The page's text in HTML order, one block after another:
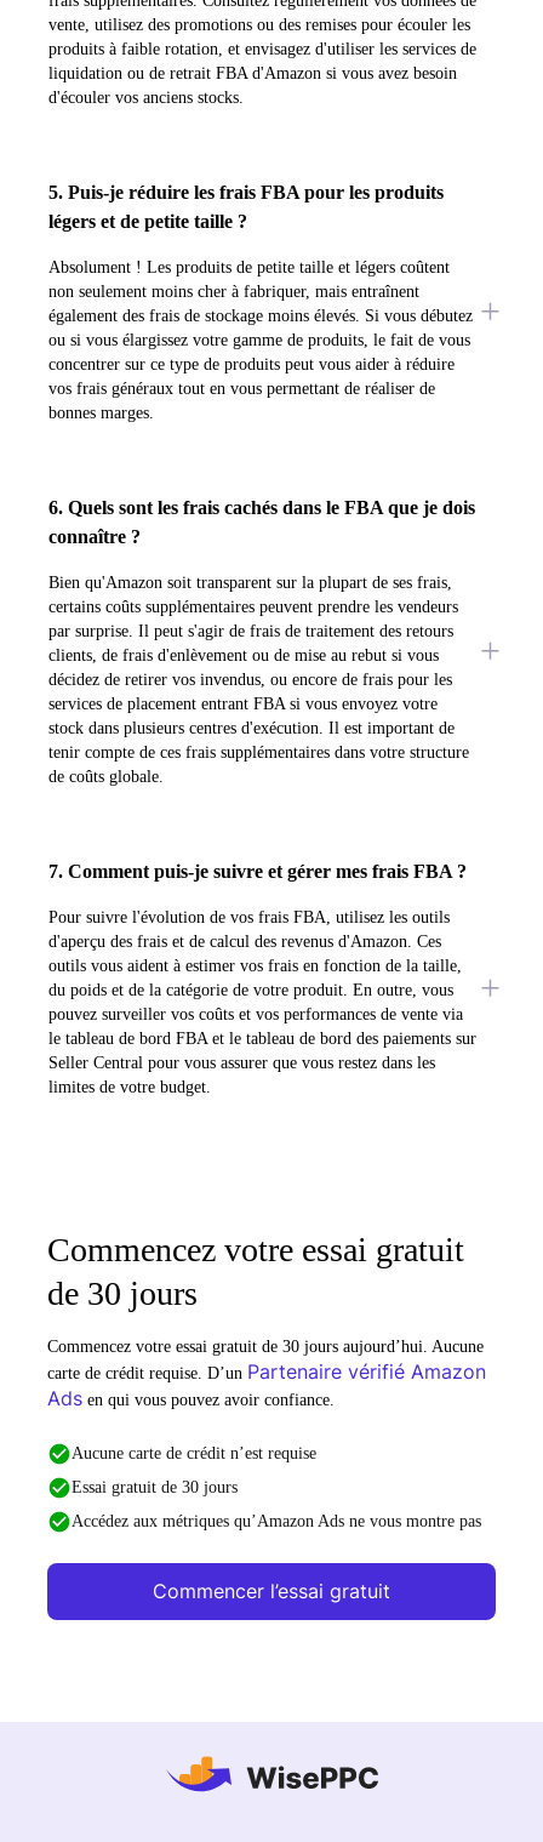
vente, utilisez des promotions ou des remises pour écouler les
produits à faible rotation, et envisagez d'utiliser les services de
liquidation ou de retrait FBA d'Amazon si vous avez besoin
d'écouler vos anciens stocks.
5. Puis-je réduire les frais FBA pour les produits
légers et de petite taille ?
Absolument ! Les produits de petite taille et légers coûtent
non seulement moins cher à fabriquer, mais entraînent
également des frais de stockage moins élevés. Si vous débutez
ou si vous élargissez votre gamme de produits, le fait de vous
concentrer sur ce type de produits peut vous aider à réduire
vos frais généraux tout en vous permettant de réaliser de
bonnes marges.
6. Quels sont les frais cachés dans le FBA que je dois
connaître ?
Bien qu'Amazon soit transparent sur la plupart de ses frais,
certains coûts supplémentaires peuvent prendre les vendeurs
par surprise. Il peut s'agir de frais de traitement des retours
clients, de frais d'enlèvement ou de mise au rebut si vous
décidez de retirer vos invendus, ou encore de frais pour les
services de placement entrant FBA si vous envoyez votre
stock dans plusieurs centres d'exécution. Il est important de
tenir compte de ces frais supplémentaires dans votre structure
de coûts globale.
7. Comment puis-je suivre et gérer mes frais FBA ?
Pour suivre l'évolution de vos frais FBA, utilisez les outils
d'aperçu des frais et de calcul des revenus d'Amazon. Ces
outils vous aident à estimer vos frais en fonction de la taille,
du poids et de la catégorie de votre produit. En outre, vous
pouvez surveiller vos coûts et vos performances de vente via
le tableau de bord FBA et le tableau de bord des paiements sur
Seller Central pour vous assurer que vous restez dans les
limites de votre budget.
Commencez votre essai gratuit
de 30 jours
Commencez votre essai gratuit de 30 jours aujourd’hui. Aucune
carte de crédit requise. D’un Partenaire vérifié Amazon
Ads en qui vous pouvez avoir confiance.
Aucune carte de crédit n’est requise
Essai gratuit de 30 jours
Accédez aux métriques qu’Amazon Ads ne vous montre pas
Commencer l’essai gratuit